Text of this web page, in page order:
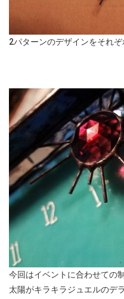
2パターンのデザインをそれ
今回はイベントに合わせての
太陽がキラキラジュエルのデ